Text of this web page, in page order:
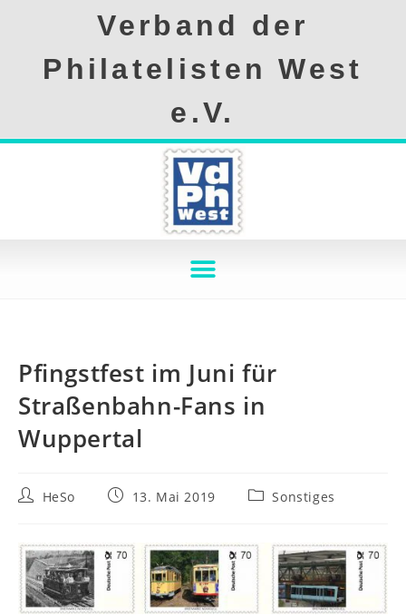
Verband der
Philatelisten West
e.V.
Pfingstfest im Juni für
Straßenbahn-Fans in
Wuppertal
HeSo 13. Mai 2019 Sonstiges